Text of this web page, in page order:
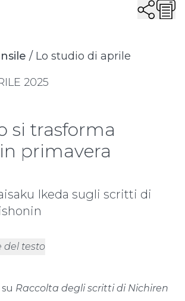
/ Lo studio di aprile
2025
si trasforma
primavera
Ikeda sugli scritti di
del testo
Raccolta degli scritti di Nichiren